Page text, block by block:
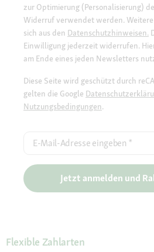
zur Optimierung (Personalisierung)
Widerruf verwendet werden.
sich aus den Datenschutzhinweisen.
Einwilligung jederzeit widerrufen.
am Ende eines jeden Newsletters
Diese Seite wird geschützt durch
gelten die Google
Nutzungsbedingungen.
E-Mail-Adresse eingeben *
Jetzt anmelden und
Flexible Zahlarten